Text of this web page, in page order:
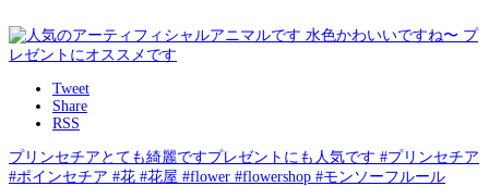
Tweet
Share
RSS
プリンセチアとても綺麗ですプレゼントにも人気です️ #プリンセチア
#ポインセチア #花 #花屋 #flower #flowershop #モンソーフルール